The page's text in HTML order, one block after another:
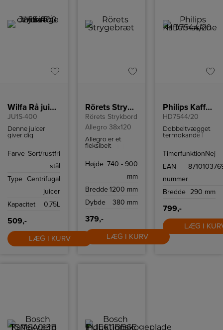
Wilfa Rå juice centrifuge
JU1S-400
Denne juicer
giver dig
yndlingsfrugter
hvilket giver dig
vitaminkick til at
kickstarte din
Farve Sort/rustfri
stål
Type Centrifugal
juicer
Kapacitet
0,75L
509,-
LÆG I KURV
Rörets Strygebræt
Rörets Strykbord
Allegro 38x120
Allegro er et
fleksibelt
forskellige højder,
Højde 740 - 900
mm
Bredde 1200 mm
Dybde
380 mm
379,-
LÆG I KURV
Philips Kaffemaskine
HD7544/20
Dobbeltvægget
termokande i
temperaturen.
termokande for
TimerfunktionNej
EAN
nummer
Bredde 290 mm
799,-
LÆG I